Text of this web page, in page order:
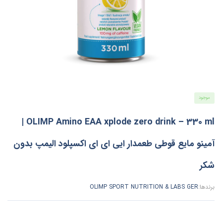
موجود
OLIMP Amino EAA xplode zero drink – 330 ml |
آمینو مایع قوطی طعمدار ایی ای ای اکسپلود الیمپ بدون
شکر
برندها:OLIMP SPORT NUTRITION & LABS GER